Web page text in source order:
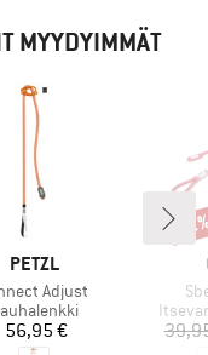
MYYDYIMMÄT
MERKKI
PETZL
Adjust
Hinta
56,95 €